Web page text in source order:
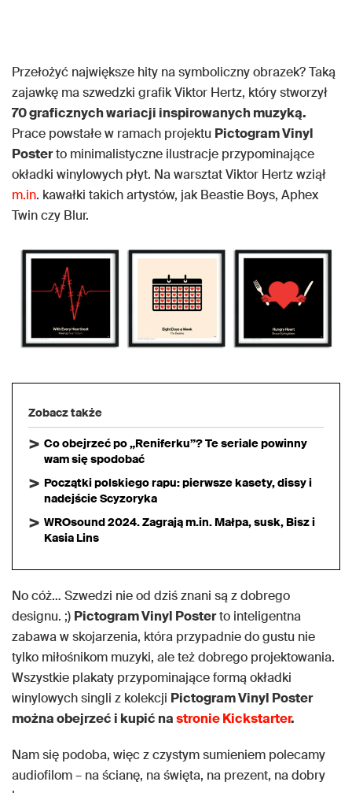
Przełożyć największe hity na symboliczny obrazek? Taką
zajawkę ma szwedzki grafik Viktor Hertz, który stworzył
70 graficznych wariacji inspirowanych muzyką.
Prace powstałe w ramach projektu Pictogram Vinyl
Posterto minimalistyczne ilustracje przypominające
okładki winylowych płyt. Na warsztat Viktor Hertz wziął
m.in. kawałki takich artystów, jak Beastie Boys, Aphex
Twin czy Blur.
Zobacz także
Co obejrzeć po „Reniferku”? Te seriale powinny
wam się spodobać
Początki polskiego rapu: pierwsze kasety, dissy i
nadejście Scyzoryka
WROsound 2024. Zagrają m.in. Małpa, susk, Bisz i
Kasia Lins
No cóż… Szwedzi nie od dziś znani są z dobrego
designu. ;) Pictogram Vinyl Posterto inteligentna
zabawa w skojarzenia, która przypadnie do gustu nie
tylko miłośnikom muzyki, ale też dobrego projektowania.
Wszystkie plakaty przypominające formą okładki
winylowych singli z kolekcji Pictogram Vinyl Poster
można obejrzeć i kupić nastronie Kickstarter.
Nam się podoba, więc z czystym sumieniem polecamy
audiofilom – na ścianę, na święta, na prezent, na dobry